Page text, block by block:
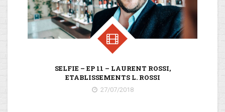
SELFIE – EP 11 – LAURENT ROSSI,
ETABLISSEMENTS L. ROSSI
27/07/2018